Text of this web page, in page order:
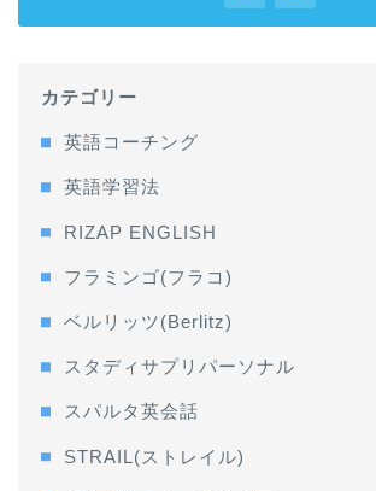
カテゴリー
英語コーチング
英語学習法
RIZAP ENGLISH
フラミンゴ(フラコ)
ベルリッツ(Berlitz)
スタディサプリパーソナル
スパルタ英会話
STRAIL(ストレイル)